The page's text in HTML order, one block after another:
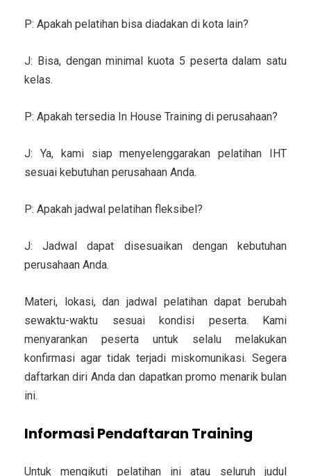
P: Apakah pelatihan bisa diadakan di kota lain?
J: Bisa, dengan minimal kuota 5 peserta dalam satu
kelas.
P: Apakah tersedia In House Training di perusahaan?
J: Ya, kami siap menyelenggarakan pelatihan IHT
sesuai kebutuhan perusahaan Anda.
P: Apakah jadwal pelatihan fleksibel?
J: Jadwal dapat disesuaikan dengan kebutuhan
perusahaan Anda.
Materi, lokasi, dan jadwal pelatihan dapat berubah
sewaktu-waktu sesuai kondisi peserta. Kami
menyarankan peserta untuk selalu melakukan
konfirmasi agar tidak terjadi miskomunikasi. Segera
daftarkan diri Anda dan dapatkan promo menarik bulan
ini.
Informasi Pendaftaran Training
Untuk mengikuti pelatihan ini atau seluruh judul